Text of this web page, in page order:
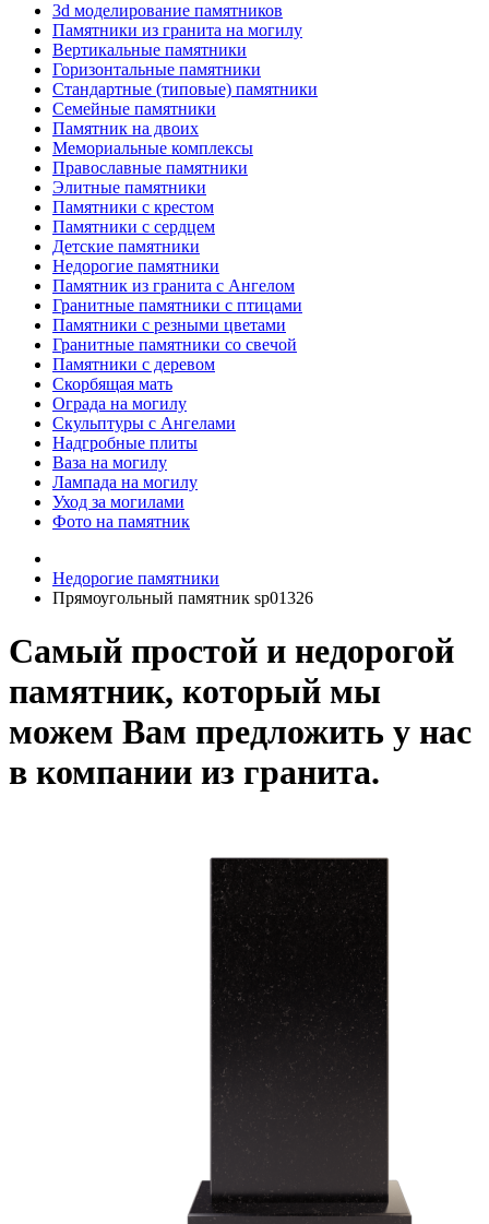
3d моделирование памятников
Памятники из гранита на могилу
Вертикальные памятники
Горизонтальные памятники
Стандартные (типовые) памятники
Семейные памятники
Памятник на двоих
Мемориальные комплексы
Православные памятники
Элитные памятники
Памятники с крестом
Памятники с сердцем
Детские памятники
Недорогие памятники
Памятник из гранита с Ангелом
Гранитные памятники с птицами
Памятники с резными цветами
Гранитные памятники со свечой
Памятники с деревом
Скорбящая мать
Ограда на могилу
Скульптуры с Ангелами
Надгробные плиты
Ваза на могилу
Лампада на могилу
Уход за могилами
Фото на памятник
Недорогие памятники
Прямоугольный памятник sp01326
Самый простой и недорогой
памятник, который мы
можем Вам предложить у нас
в компании из гранита.